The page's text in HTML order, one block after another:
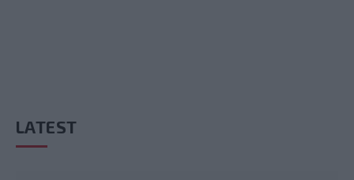
LATEST